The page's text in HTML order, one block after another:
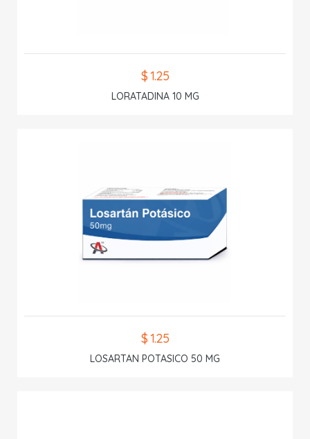
$ 1.25
LORATADINA 10 MG
$ 1.25
LOSARTAN POTASICO 50 MG